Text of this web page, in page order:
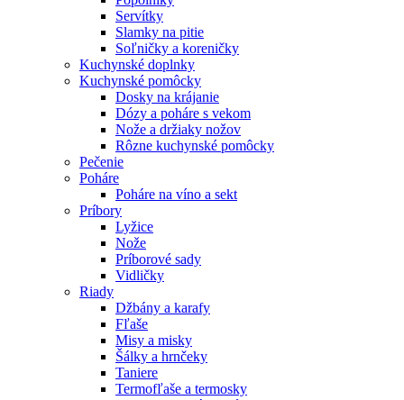
Servítky
Slamky na pitie
Soľničky a koreničky
Kuchynské doplnky
Kuchynské pomôcky
Dosky na krájanie
Dózy a poháre s vekom
Nože a držiaky nožov
Rôzne kuchynské pomôcky
Pečenie
Poháre
Poháre na víno a sekt
Príbory
Lyžice
Nože
Príborové sady
Vidličky
Riady
Džbány a karafy
Fľaše
Misy a misky
Šálky a hrnčeky
Taniere
Termofľaše a termosky